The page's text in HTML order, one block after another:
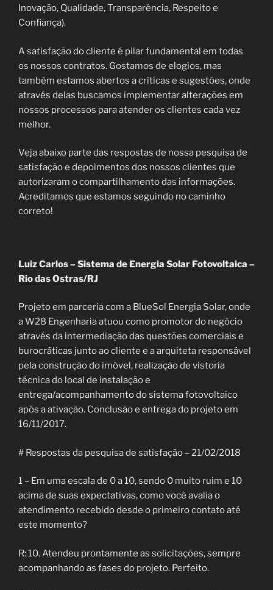
Inovação, Qualidade, Transparência, Respeito e
Confiança).
A satisfação do cliente é pilar fundamental em todas
os nossos contratos. Gostamos de elogios, mas
também estamos abertos a críticas e sugestões, onde
através delas buscamos implementar alterações em
nossos processos para atender os clientes cada vez
melhor.
Veja abaixo parte das respostas de nossa pesquisa de
satisfação e depoimentos dos nossos clientes que
autorizaram o compartilhamento das informações.
Acreditamos que estamos seguindo no caminho
correto!
Luiz Carlos – Sistema de Energia Solar Fotovoltaica –
Rio das Ostras/RJ
Projeto em parceria com a BlueSol Energia Solar, onde
a W28 Engenharia atuou como promotor do negócio
através da intermediação das questões comerciais e
burocráticas junto ao cliente e a arquiteta responsável
pela construção do imóvel, realização de vistoria
técnica do local de instalação e
entrega/acompanhamento do sistema fotovoltaico
após a ativação. Conclusão e entrega do projeto em
16/11/2017.
# Respostas da pesquisa de satisfação – 21/02/2018
1 – Em uma escala de 0 a 10, sendo 0 muito ruim e 10
acima de suas expectativas, como você avalia o
atendimento recebido desde o primeiro contato até
este momento?
R: 10. Atendeu prontamente as solicitações, sempre
acompanhando as fases do projeto. Perfeito.